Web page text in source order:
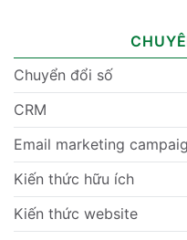
Chuyển đổi số
CRM
Email marketing
Kiến thức hữu ích
Kiến thức website